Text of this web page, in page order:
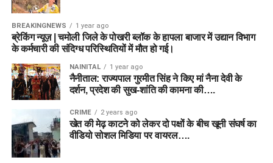
अस्वीकरण (Disclaimer): फैंटेसी स्पोर्ट्स में वित्तीय जोखिम शामिल है।
कृपया अपनी जिम्मेदारी और जोखिम पर खेलें।
Usman Tariq
Ben Dwarshuis
Bowler
Budget Picks
खिलाड़ी भूमिका
Donovan Ferreira
BREAKINGNEWS 1 year ago
ब्रेकिंग न्यूज़ | चमोली जिले के पोखरी ब्लॉक के हापला बाजार में उद्यान विभाग
के कर्मचारी की संदिग्ध परिस्थितियों में मौत हो गई।
NAINITAL 1 year ago
नैनीताल: राज्यपाल गुरमीत सिंह ने किए मां नैना देवी के
दर्शन, प्रदेश की सुख-शांति की कामना की….
CRIME 2 years ago
खेत की मेढ़ काटने को लेकर दो पक्षों के बीच खूनी संघर्ष का
वीडियो सोशल मिडिया पर वायरल….